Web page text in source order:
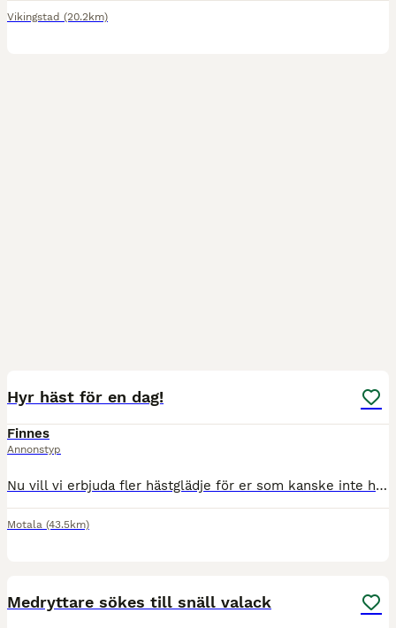
Vikingstad (20.2km)
Hyr häst för en dag!
Finnes
Annonstyp
Nu vill vi erbjuda fler hästglädje för er som kanske inte har den möjligheten! Två snäll hästar som man kan hyra för en dag! Vi kommer alltid vara med under tiden. Pris: 200kr/dag/pp. Ingår i hy
Motala (43.5km)
Medryttare sökes till snäll valack